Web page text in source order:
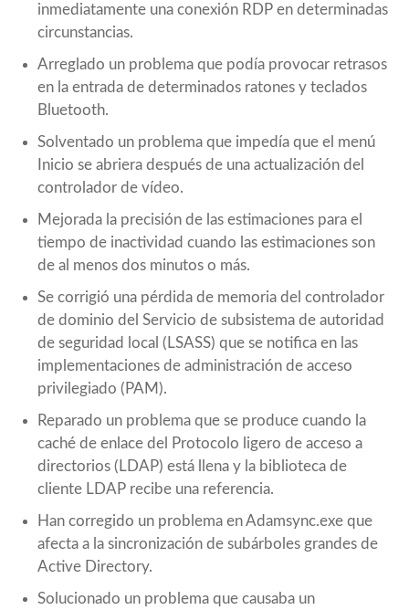
inmediatamente una conexión RDP en determinadas
circunstancias.
Arreglado un problema que podía provocar retrasos
en la entrada de determinados ratones y teclados
Bluetooth.
Solventado un problema que impedía que el menú
Inicio se abriera después de una actualización del
controlador de vídeo.
Mejorada la precisión de las estimaciones para el
tiempo de inactividad cuando las estimaciones son
de al menos dos minutos o más.
Se corrigió una pérdida de memoria del controlador
de dominio del Servicio de subsistema de autoridad
de seguridad local (LSASS) que se notifica en las
implementaciones de administración de acceso
privilegiado (PAM).
Reparado un problema que se produce cuando la
caché de enlace del Protocolo ligero de acceso a
directorios (LDAP) está llena y la biblioteca de
cliente LDAP recibe una referencia.
Han corregido un problema en Adamsync.exe que
afecta a la sincronización de subárboles grandes de
Active Directory.
Solucionado un problema que causaba un